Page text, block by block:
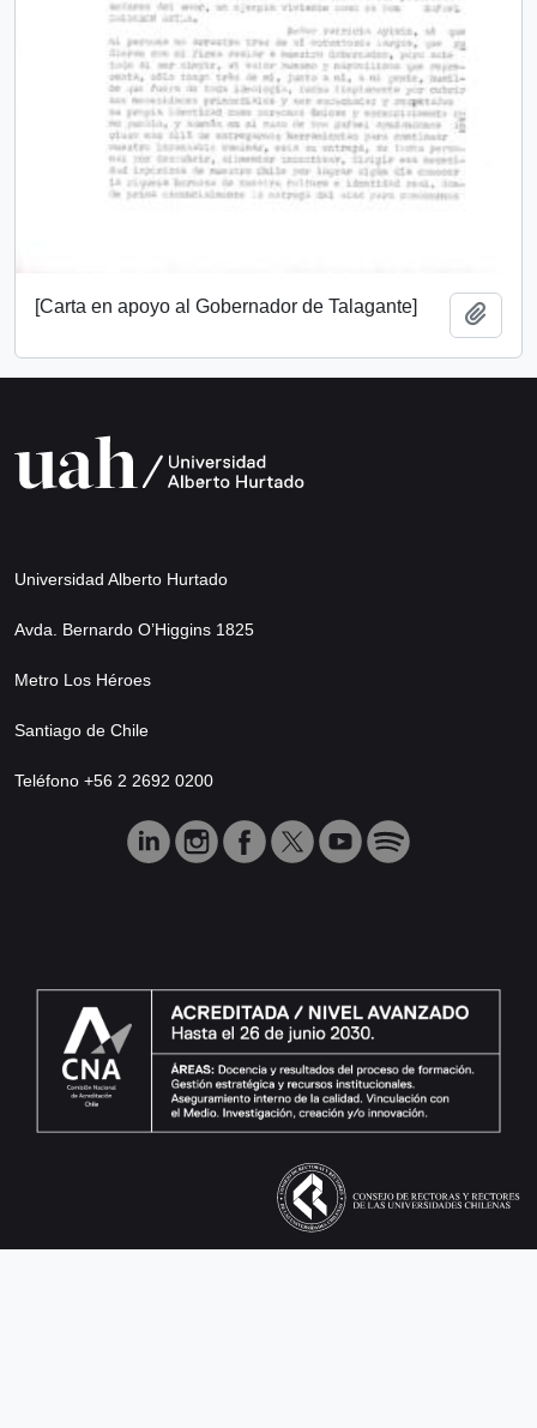
[Carta en apoyo al Gobernador de Talagante]
Universidad Alberto Hurtado
Avda. Bernardo O’Higgins 1825
Metro Los Héroes
Santiago de Chile
Teléfono +56 2 2692 0200